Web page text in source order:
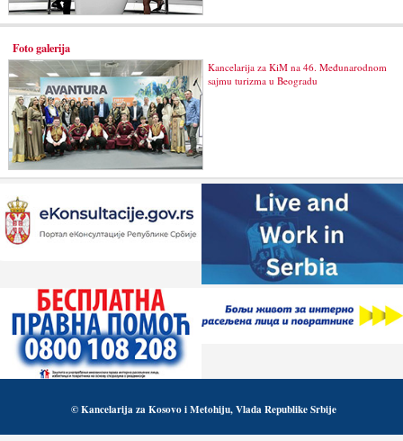
Foto galerija
Kancelarija za KiM na 46. Međunarodnom
sajmu turizma u Beogradu
© Kancelarija za Kosovo i Metohiju, Vlada Republike Srbije